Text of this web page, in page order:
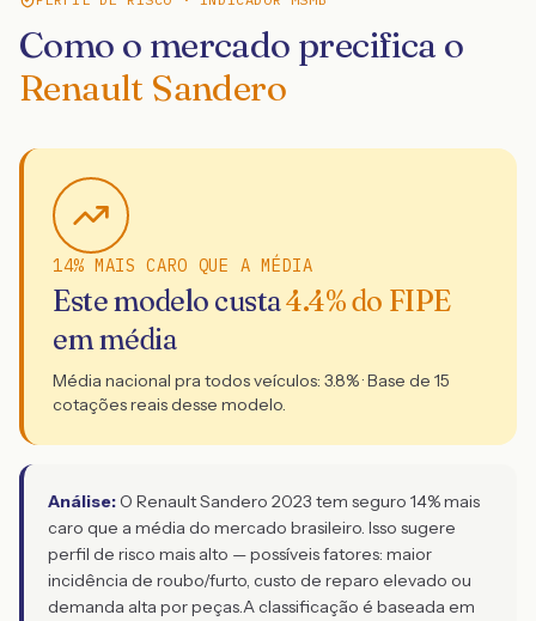
Como o mercado precifica o
Renault Sandero
14% MAIS CARO QUE A MÉDIA
Este modelo custa4.4% do FIPE
em média
Média nacional pra todos veículos: 3.8% · Base de 15
cotações reais desse modelo.
Análise: O Renault Sandero 2023 tem seguro 14% mais
caro que a média do mercado brasileiro. Isso sugere
perfil de risco mais alto — possíveis fatores: maior
incidência de roubo/furto, custo de reparo elevado ou
demanda alta por peças.A classificação é baseada em